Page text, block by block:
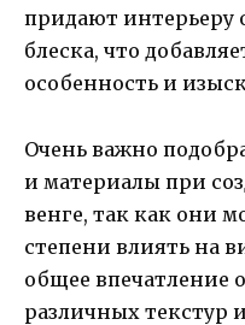
придают интерьеру
блеска, что
особенность и
Очень важно
и материалы при
венге, так как они
степени влиять на
общее впечатление
различных текстур